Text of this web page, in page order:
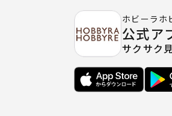
ホビーラホ
公式ア
サクサク